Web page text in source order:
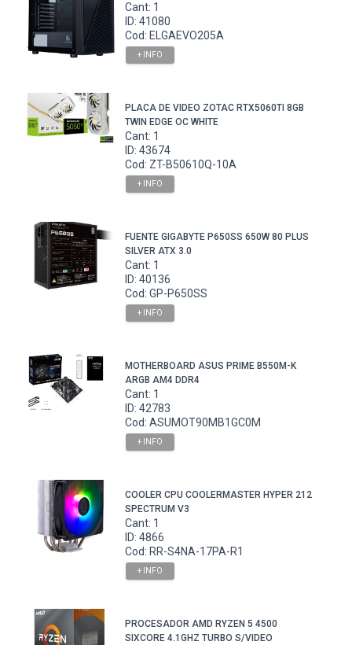
Cant: 1
ID: 41080
Cod: ELGAEVO205A
+ INFO
PLACA DE VIDEO ZOTAC RTX5060TI 8GB
TWIN EDGE OC WHITE
Cant: 1
ID: 43674
Cod: ZT-B50610Q-10A
+ INFO
FUENTE GIGABYTE P650SS 650W 80 PLUS
SILVER ATX 3.0
Cant: 1
ID: 40136
Cod: GP-P650SS
+ INFO
MOTHERBOARD ASUS PRIME B550M-K
ARGB AM4 DDR4
Cant: 1
ID: 42783
Cod: ASUMOT90MB1GC0M
+ INFO
COOLER CPU COOLERMASTER HYPER 212
SPECTRUM V3
Cant: 1
ID: 4866
Cod: RR-S4NA-17PA-R1
+ INFO
PROCESADOR AMD RYZEN 5 4500
SIXCORE 4.1GHZ TURBO S/VIDEO